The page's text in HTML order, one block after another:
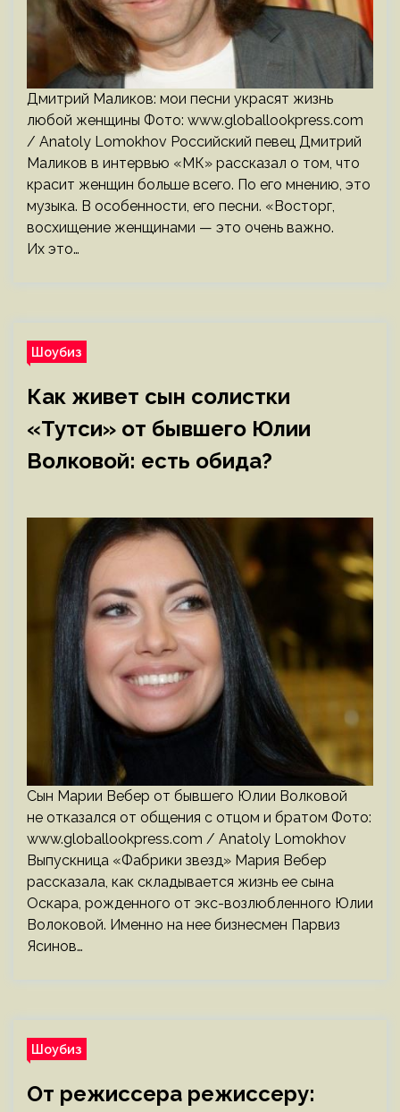
Дмитрий Маликов: мои песни украсят жизнь
любой женщины Фото: www.globallookpress.com
/ Anatoly Lomokhov Российский певец Дмитрий
Маликов в интервью «МК» рассказал о том, что
красит женщин больше всего. По его мнению, это
музыка. В особенности, его песни. «Восторг,
восхищение женщинами — это очень важно.
Их это…
Шоубиз
Как живет сын солистки
«Тутси» от бывшего Юлии
Волковой: есть обида?
Сын Марии Вебер от бывшего Юлии Волковой
не отказался от общения с отцом и братом Фото:
www.globallookpress.com / Anatoly Lomokhov
Выпускница «Фабрики звезд» Мария Вебер
рассказала, как складывается жизнь ее сына
Оскара, рожденного от экс-возлюбленного Юлии
Волоковой. Именно на нее бизнесмен Парвиз
Ясинов…
Шоубиз
От режиссера режиссеру: